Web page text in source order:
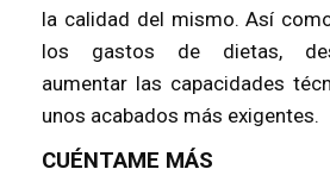
la calidad del mismo. Así
los gastos de dietas,
aumentar las capacidades
unos acabados más exigentes.
CUÉNTAME MÁS